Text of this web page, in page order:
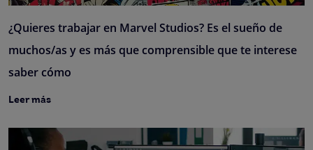
¿Quieres trabajar en Marvel Studios? Es el sueño de
muchos/as y es más que comprensible que te interese
saber cómo
Leer más